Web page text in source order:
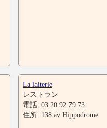
La laiterie
レストラン
電話: 03 20 92 79 73
住所: 138 av Hippodrome